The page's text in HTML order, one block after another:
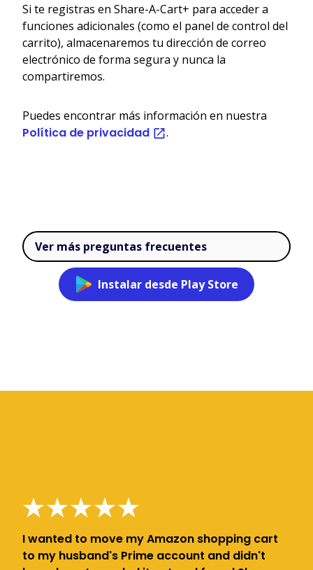
Si te registras en Share-A-Cart+ para acceder a
funciones adicionales (como el panel de control del
carrito), almacenaremos tu dirección de correo
electrónico de forma segura y nunca la
compartiremos.
Puedes encontrar más información en nuestra
Política de privacidad .
Ver más preguntas frecuentes
Instalar desde Play Store
I wanted to move my Amazon shopping cart
to my husband's Prime account and didn't